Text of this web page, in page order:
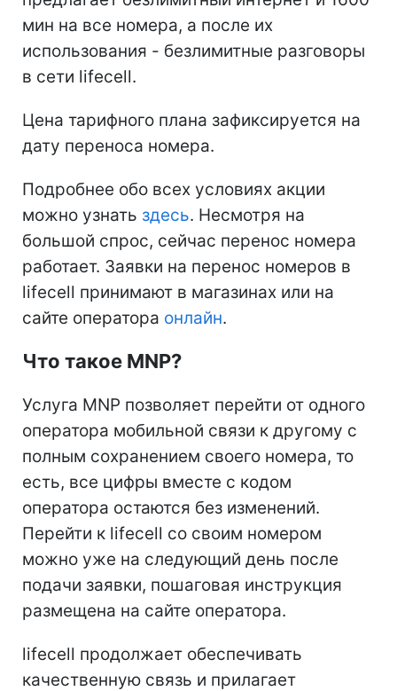
мин на все номера, а после их
использования - безлимитные разговоры
в сети lifecell.
Цена тарифного плана зафиксируется на
дату переноса номера.
Подробнее обо всех условиях акции
можно узнать здесь. Несмотря на
большой спрос, сейчас перенос номера
работает. Заявки на перенос номеров в
lifecell принимают в магазинах или на
сайте оператора онлайн.
Что такое MNP?
Услуга MNP позволяет перейти от одного
оператора мобильной связи к другому с
полным сохранением своего номера, то
есть, все цифры вместе с кодом
оператора остаются без изменений.
Перейти к lifecell со своим номером
можно уже на следующий день после
подачи заявки, пошаговая инструкция
размещена на сайте оператора.
lifecell продолжает обеспечивать
качественную связь и прилагает